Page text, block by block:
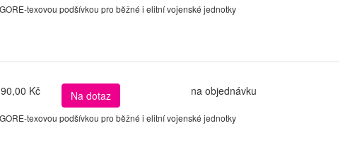
texovou podšívkou pro běžné i elitní vojenské jednotky
Kč Na dotaz na objednávku
texovou podšívkou pro běžné i elitní vojenské jednotky